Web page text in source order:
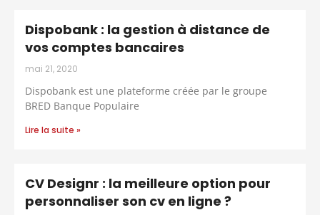
Dispobank : la gestion à distance de
vos comptes bancaires
mai 21, 2020
Dispobank est une plateforme créée par le groupe
BRED Banque Populaire
Lire la suite »
CV Designr : la meilleure option pour
personnaliser son cv en ligne ?